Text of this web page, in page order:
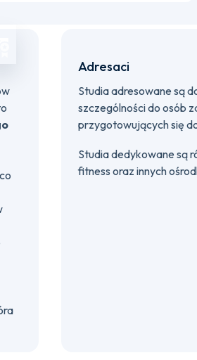
Adresaci
Studia adresowane są
szczególności do osób
przygotowujących się
Studia dedykowane są
fitness oraz innych